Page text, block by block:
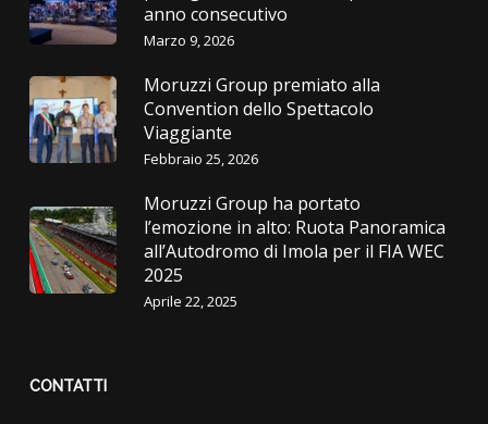
anno consecutivo
Marzo 9, 2026
Moruzzi Group premiato alla
Convention dello Spettacolo
Viaggiante
Febbraio 25, 2026
Moruzzi Group ha portato
l’emozione in alto: Ruota Panoramica
all’Autodromo di Imola per il FIA WEC
2025
Aprile 22, 2025
CONTATTI